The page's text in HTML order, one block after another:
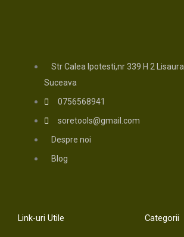
Str Calea Ipotesti,nr 339 H 2 Lisaura
Suceava
0756568941
soretools@gmail.com
Despre noi
Blog
Link-uri Utile Categorii